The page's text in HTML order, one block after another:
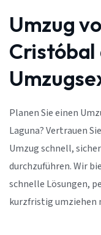
Umzug
Cristóbal
Planen Sie einen
Laguna? Vertrauen
Umzug schnell,
durchzuführen. Wir
schnelle Lösungen,
kurzfristig umziehen